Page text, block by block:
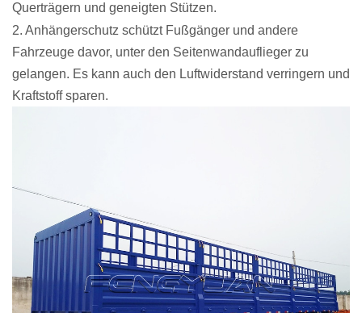
Querträgern und geneigten Stützen.
2. Anhängerschutz schützt Fußgänger und andere
Fahrzeuge davor, unter den Seitenwandauflieger zu
gelangen. Es kann auch den Luftwiderstand verringern und
Kraftstoff sparen.